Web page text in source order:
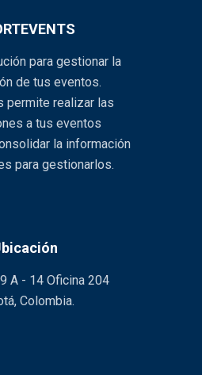
para gestionar la
de tus eventos.
permite realizar las
a tus eventos
la información
para gestionarlos.
A - 14 Oficina 204
Colombia.